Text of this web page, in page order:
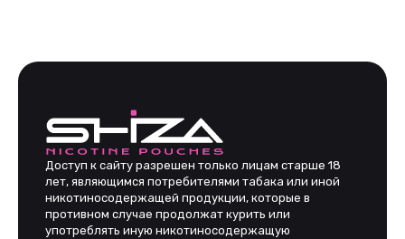
Доступ к сайту разрешен только лицам старше 18
лет, являющимся потребителями табака или иной
никотиносодержащей продукции, которые в
противном случае продолжат курить или
употреблять иную никотиносодержащую